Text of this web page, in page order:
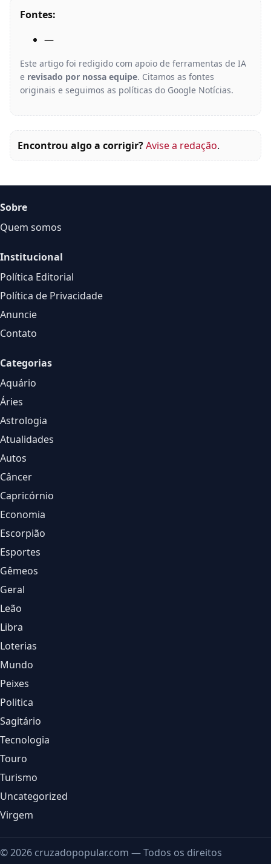
Fontes:
—
Este artigo foi redigido com apoio de ferramentas de IA
e revisado por nossa equipe. Citamos as fontes
originais e seguimos as políticas do Google Notícias.
Encontrou algo a corrigir?Avise a redação.
Sobre
Quem somos
Institucional
Política Editorial
Política de Privacidade
Anuncie
Contato
Categorias
Aquário
Áries
Astrologia
Atualidades
Autos
Câncer
Capricórnio
Economia
Escorpião
Esportes
Gêmeos
Geral
Leão
Libra
Loterias
Mundo
Peixes
Politica
Sagitário
Tecnologia
Touro
Turismo
Uncategorized
Virgem
© 2026 cruzadopopular.com — Todos os direitos